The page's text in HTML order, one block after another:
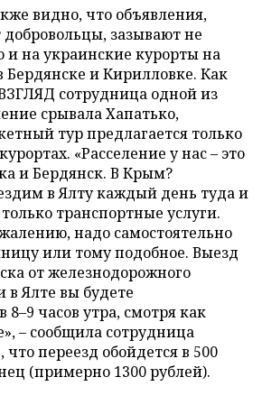
видно, что объявления,
зазывают не
и на украинские курорты на
Бердянске и Кирилловке. Как
сотрудница одной из
срывала Хапатько,
тур предлагается только
«Расселение у нас – это
и Бердянск. В Крым?
в Ялту каждый день туда и
транспортные услуги.
надо самостоятельно
или тому подобное. Выезд
от железнодорожного
в Ялте вы будете
8–9 часов утра, смотря как
– сообщила сотрудница
что переезд обойдется в 500
(примерно 1300 рублей).